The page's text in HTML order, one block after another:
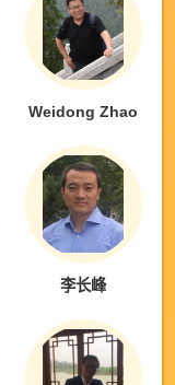
Weidong Zhao
李长峰